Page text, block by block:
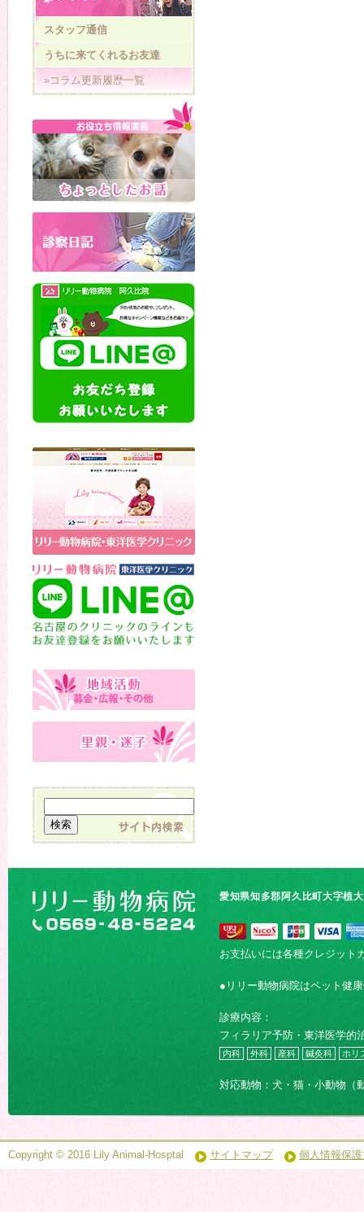
スタッフ通信
うちに来てくれるお友達
»コラム更新履歴一覧
愛知県知多郡阿久比町大字植
お支払いには各種クレジット
●リリー動物病院はペット健
診療内容：
フィラリア予防・東洋医学的
内科 外科 産科 鍼灸科 ホリ
対応動物：犬・猫・小動物（
Copyright © 2016 Lily Animal-Hosptal サイトマップ 個人情報保